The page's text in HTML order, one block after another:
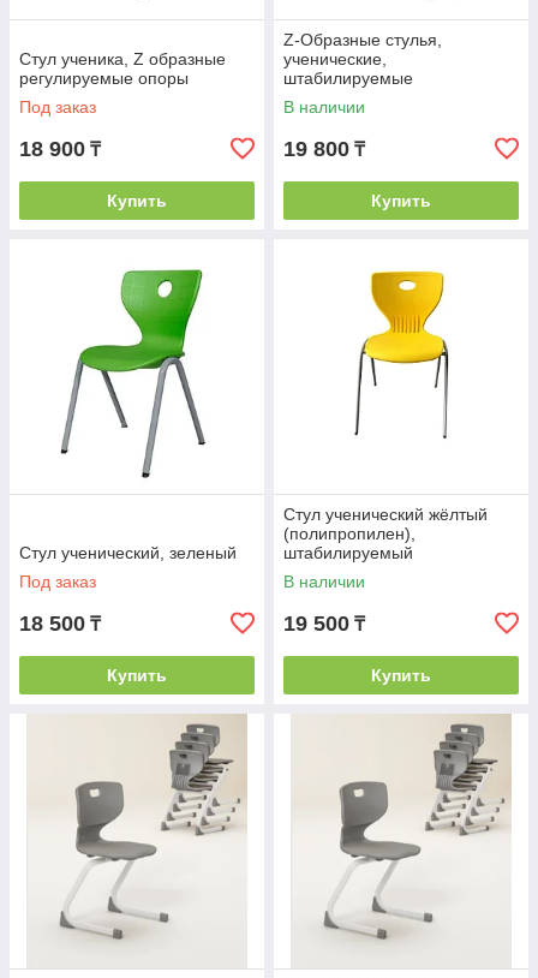
Стул ученика, Z образные
регулируемые опоры
Под заказ
18 900 ₸
Купить
Z-Образные стулья,
ученические,
штабилируемые
В наличии
19 800 ₸
Купить
Стул ученический, зеленый
Под заказ
18 500 ₸
Купить
Стул ученический жёлтый
(полипропилен),
штабилируемый
В наличии
19 500 ₸
Купить